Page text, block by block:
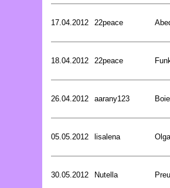
17.04.2012 22peace
18.04.2012 22peace
26.04.2012 aarany123
05.05.2012 lisalena
30.05.2012 Nutella